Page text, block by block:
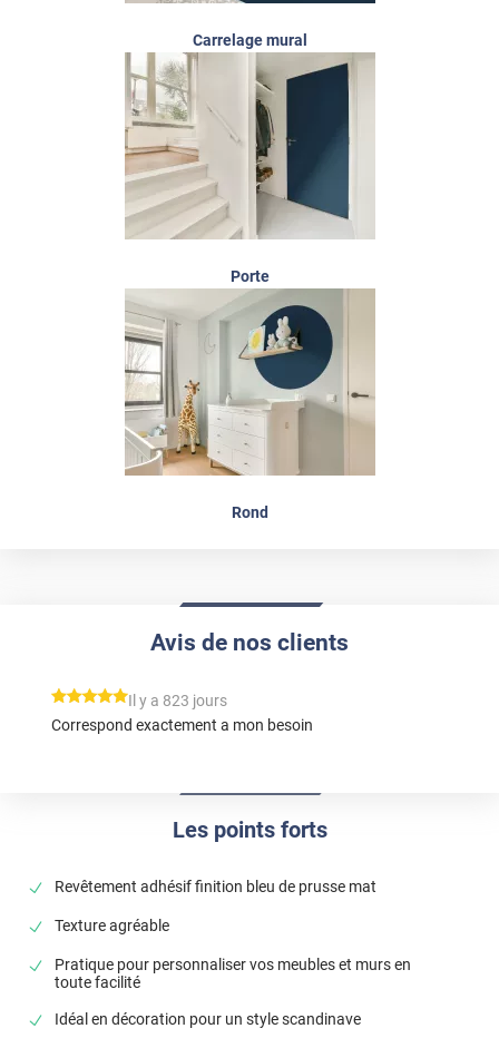
Carrelage mural
Porte
Rond
Les points forts
Revêtement adhésif finition bleu de prusse mat
Texture agréable
Pratique pour personnaliser vos meubles et murs en
toute facilité
Idéal en décoration pour un style scandinave
Avis de nos clients
*****
Il y a 823 jours
Correspond exactement a mon besoin